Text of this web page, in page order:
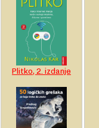
Plitko, 2. izdanje